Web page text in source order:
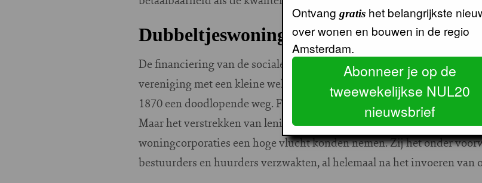
Dubbeltjeswoningen en kapitaalbehoefte
De financiering van de sociale huursector loopt als een rode draad
vereniging met een kleine wekelijkse inleg van de leden na een paar
1870 een doodlopende weg. Filantropen en fabrieksdirecteuren
Maar het verstrekken van leningen en borgstelling door de overheid
woningcorporaties een hoge vlucht konden nemen. Zij het onder
bestuurders en huurders verzwakten, al helemaal na het invoeren van
Ontvang gratis het belangrijkste
over wonen en bouwen in de regio
Amsterdam.
Abonneer je op de
tweewekelijkse NUL20
nieuwsbrief